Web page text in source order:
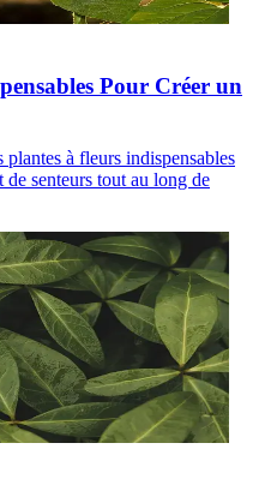
Pour Créer un
à fleurs indispensables
senteurs tout au long de